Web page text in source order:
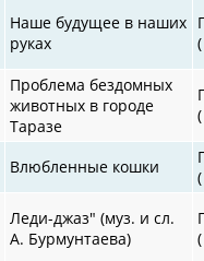
Наше будущее в наших
руках
Проблема бездомных
животных в городе
Таразе
Влюбленные кошки
Леди-джаз" (муз. и сл.
А. Бурмунтаева)